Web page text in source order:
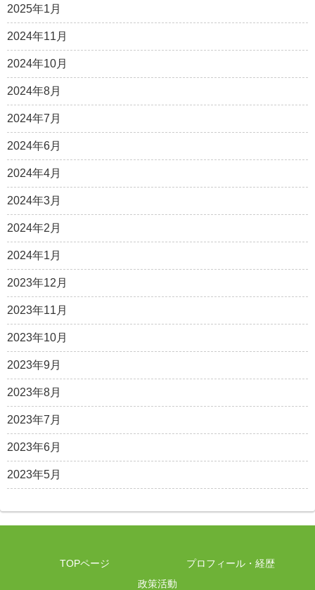
2025年1月
2024年11月
2024年10月
2024年8月
2024年7月
2024年6月
2024年4月
2024年3月
2024年2月
2024年1月
2023年12月
2023年11月
2023年10月
2023年9月
2023年8月
2023年7月
2023年6月
2023年5月
TOPページ
プロフィール・経歴
政策活動